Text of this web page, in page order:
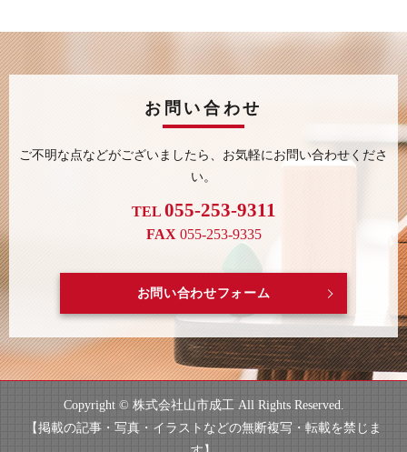
お問い合わせ
ご不明な点などがございましたら、 お気軽にお問い合わせくださ
い。
TEL 055-253-9311
FAX 055-253-9335
お問い合わせフォーム
Copyright © 株式会社山市成工 All Rights Reserved.
【掲載の記事・写真・イラストなどの無断複写・転載を禁じま